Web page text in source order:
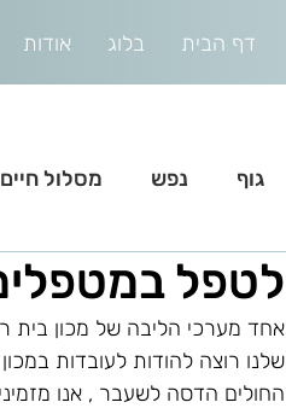
אודות בלוג דף הבית
גוף נפש מסלול חיים
לטפל
אחד מערכי הליבה של מכון בית
שלנו רוצה להודות לעובדות